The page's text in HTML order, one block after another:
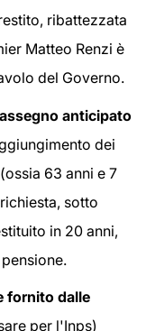
ribattezzata
Matteo Renzi è
del Governo.
anticipato
dei
63 anni e 7
sotto
in 20 anni,
fornito dalle
per l'Inps)